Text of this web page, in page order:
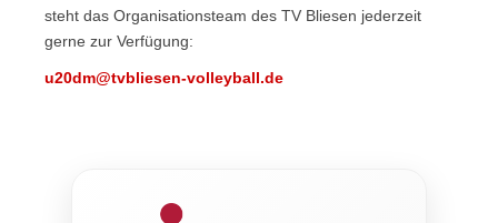
steht das Organisationsteam des TV Bliesen jederzeit
gerne zur Verfügung:
u20dm@tvbliesen-volleyball.de